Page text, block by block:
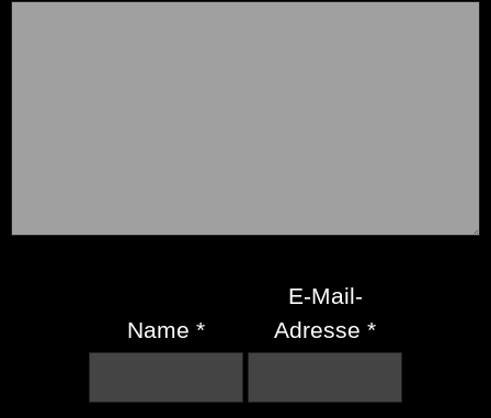
Name *
E-Mail-
Adresse*